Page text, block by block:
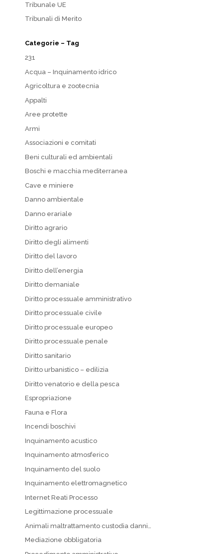
Tribunale UE
Tribunali di Merito
Categorie – Tag
231
Acqua – Inquinamento idrico
Agricoltura e zootecnia
Appalti
Aree protette
Armi
Associazioni e comitati
Beni culturali ed ambientali
Boschi e macchia mediterranea
Cave e miniere
Danno ambientale
Danno erariale
Diritto agrario
Diritto degli alimenti
Diritto del lavoro
Diritto dell’energia
Diritto demaniale
Diritto processuale amministrativo
Diritto processuale civile
Diritto processuale europeo
Diritto processuale penale
Diritto sanitario
Diritto urbanistico – edilizia
Diritto venatorio e della pesca
Espropriazione
Fauna e Flora
Incendi boschivi
Inquinamento acustico
Inquinamento atmosferico
Inquinamento del suolo
Inquinamento elettromagnetico
Internet Reati Processo
Legittimazione processuale
Animali maltrattamento custodia danni…
Mediazione obbligatoria